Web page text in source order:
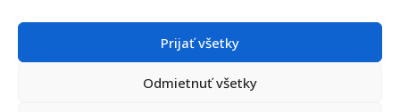
Prijať všetky
Odmietnuť všetky
Po – Pia: 8:00 – 16:30